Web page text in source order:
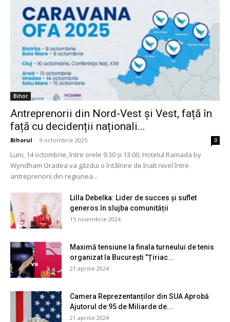
Bihor
Antreprenorii din Nord-Vest și Vest, față în
față cu decidenții naționali...
Bihorul - 9 octombrie 2025 0
Luni, 14 octombrie, între orele 9:30 și 13:00, Hotelul Ramada by
Wyndham Oradea va găzdui o întâlnire de înalt nivel între
antreprenorii din regiunea...
Lilla Debelka: Lider de succes și suflet
generos în slujba comunității
15 noiembrie 2024
Maximă tensiune la finala turneului de tenis
organizat la București ”Țiriac...
21 aprilie 2024
Camera Reprezentanților din SUA Aprobă
Ajutorul de 95 de Miliarde de...
21 aprilie 2024